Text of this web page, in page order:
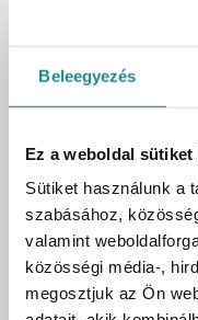
Beleegyezés
Ez a weboldal sütiket
Sütiket használunk a
szabásához,
valamint
közösségi média-,
megosztjuk az Ön
Raktáron: 153 cs
Bautool ékes
mmlapokhoz
Kartonmennyiség
Bruttó egységár